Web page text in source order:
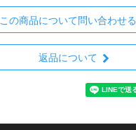
この商品について問い合わせる
返品について